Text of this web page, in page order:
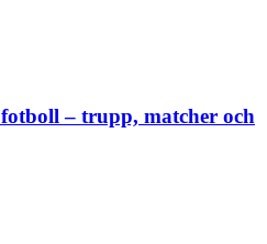
– trupp, matcher och